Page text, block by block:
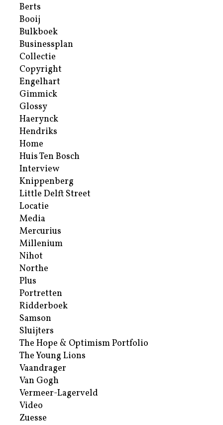
Berts
Booij
Bulkboek
Businessplan
Collectie
Copyright
Engelhart
Gimmick
Glossy
Haerynck
Hendriks
Home
Huis Ten Bosch
Interview
Knippenberg
Little Delft Street
Locatie
Media
Mercurius
Millenium
Nihot
Northe
Plus
Portretten
Ridderboek
Samson
Sluijters
The Hope & Optimism Portfolio
The Young Lions
Vaandrager
Van Gogh
Vermeer-Lagerveld
Video
Zuesse